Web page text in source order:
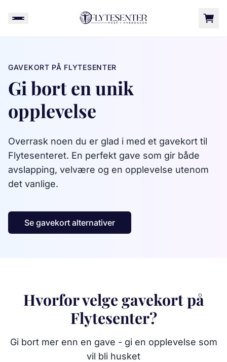
GAVEKORT PÅ FLYTESENTER
Gi bort en unik
opplevelse
Overrask noen du er glad i med et gavekort til
Flytesenteret. En perfekt gave som gir både
avslapping, velvære og en opplevelse utenom
det vanlige.
Se gavekort alternativer
Hvorfor velge gavekort på
Flytesenter?
Gi bort mer enn en gave - gi en opplevelse som
vil bli husket